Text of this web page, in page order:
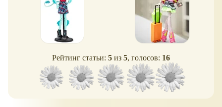
Рейтинг статьи: 5 из 5, голосов: 16